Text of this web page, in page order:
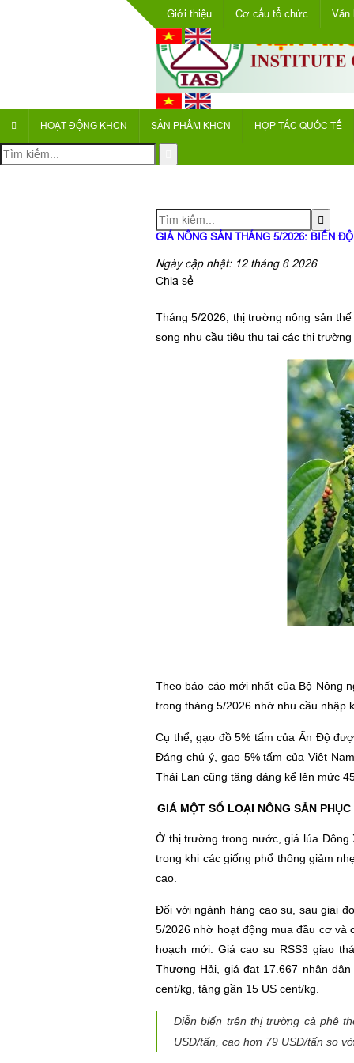
Giới thiệu Cơ cấu tổ chức Văn
HOẠT ĐỘNG KHCN SẢN PHẨM KHCN HỢP TÁC QUỐC TẾ
GIÁ NÔNG SẢN THÁNG 5/2026: BIẾN
Ngày cập nhật: 12 tháng 6 2026
Chia sẻ
Tháng 5/2026, thị trường nông sản
song nhu cầu tiêu thụ tại các thị
Theo báo cáo mới nhất của Bộ Nông
trong tháng 5/2026 nhờ nhu cầu nhập
Cụ thể, gạo đồ 5% tấm của Ấn Độ
Đáng chú ý, gạo 5% tấm của Việt
Thái Lan cũng tăng đáng kể lên mức
GIÁ MỘT SỐ LOẠI NÔNG SẢN PHỤC
Ở thị trường trong nước, giá lúa Đông
trong khi các giống phổ thông giảm
cao.
Đối với ngành hàng cao su, sau giai
5/2026 nhờ hoạt động mua đầu cơ và
hoạch mới. Giá cao su RSS3 giao
Thượng Hải, giá đạt 17.667 nhân
cent/kg, tăng gần 15 US cent/kg.
Diễn biến trên thị trường cà phê
USD/tấn, cao hơn 79 USD/tấn so